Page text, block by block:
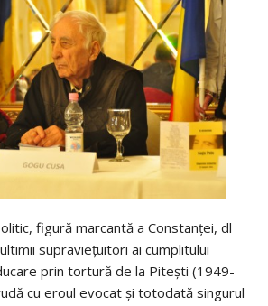
figură marcantă a Constanţei, dl
supravieţuitori ai cumplitului
prin tortură de la Piteşti (1949-
cu eroul evocat şi totodată singurul